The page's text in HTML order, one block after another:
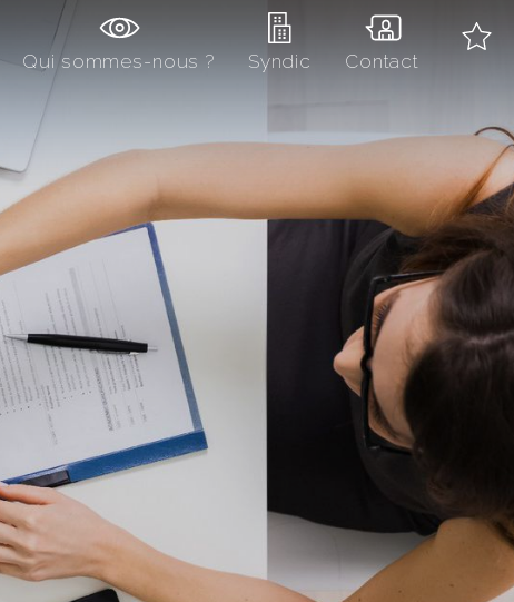
Qui sommes-nous ? Syndic Contact